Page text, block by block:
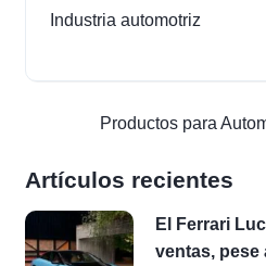
Industria automotriz
Productos para
Artículos recientes
El Ferrari
ventas, pese